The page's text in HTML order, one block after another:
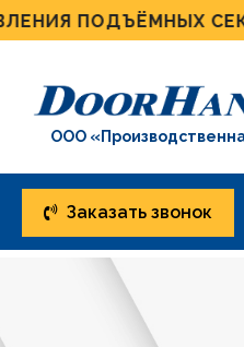
ПОДЪЁМНЫХ
ООО
Заказать звонок